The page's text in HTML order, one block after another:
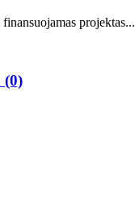
projektas...
(0)